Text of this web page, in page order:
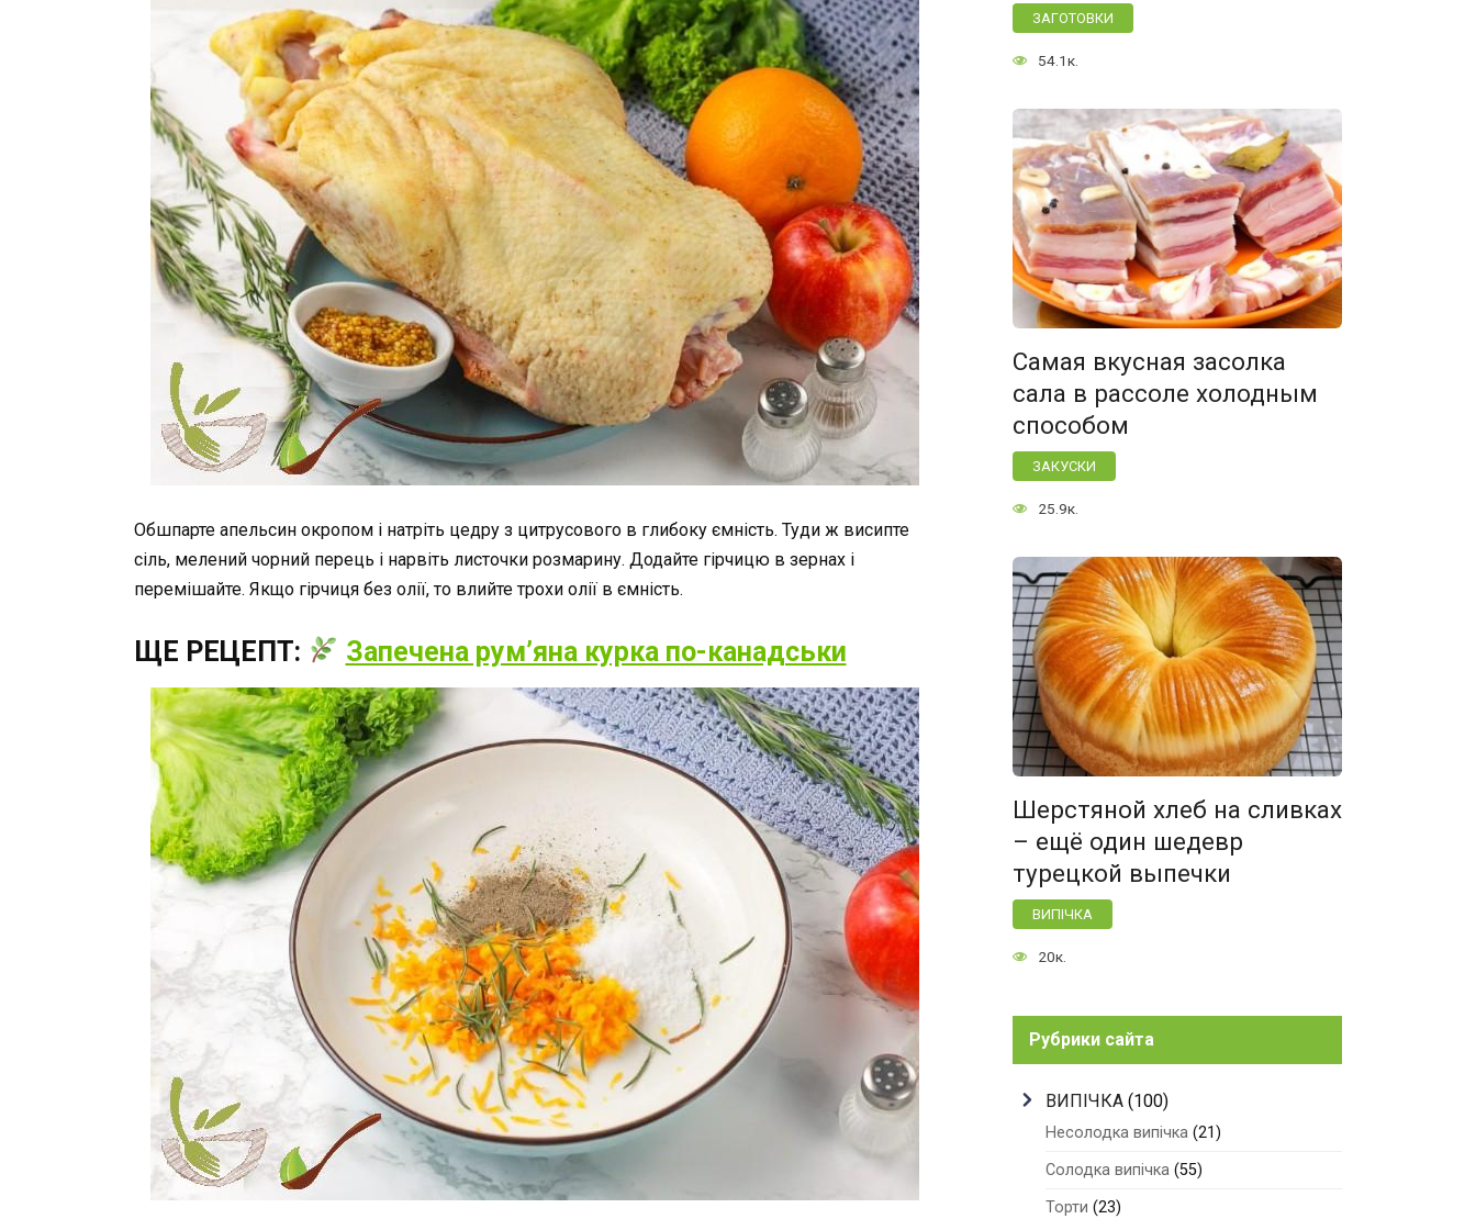
Обшпарте апельсин окропом і натріть цедру з цитрусового в глибоку ємність. Туди ж висипте
сіль, мелений чорний перець і нарвіть листочки розмарину. Додайте гірчицю в зернах і
перемішайте. Якщо гірчиця без олії, то влийте трохи олії в ємність.
ЩЕ РЕЦЕПТ: Запечена рум’яна курка по-канадськи
ЗАГОТОВКИ
54.1к.
Самая вкусная засолка
сала в рассоле холодным
способом
ЗАКУСКИ
25.9к.
Шерстяной хлеб на сливках
– ещё один шедевр
турецкой выпечки
ВИПІЧКА
20к.
Рубрики сайта
ВИПІЧКА (100)
Несолодка випічка (21)
Солодка випічка (55)
Торти (23)